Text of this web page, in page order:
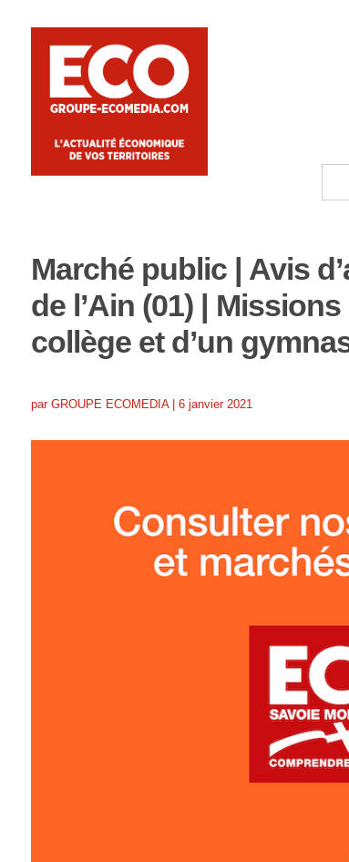
Marché public | Avis
de l’Ain (01) |
collège et d’un
par GROUPE ECOMEDIA| 6 janvier 2021